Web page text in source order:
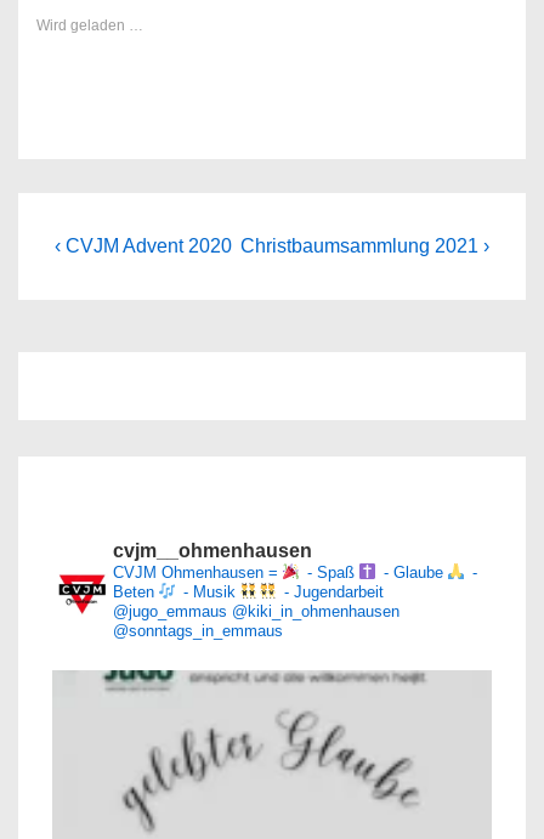
Wird geladen …
Beitragsnavigation
Previous
‹ CVJM Advent 2020 Next
Christbaumsammlung 2021 ›
cvjm__ohmenhausen
CVJM Ohmenhausen = - Spaß - Glaube
-
Beten
- Musik
- Jugendarbeit
@jugo_emmaus @kiki_in_ohmenhausen
@sonntags_in_emmaus